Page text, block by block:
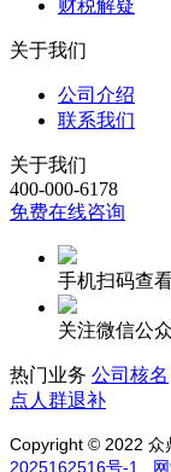
财税解疑
关于我们
公司介绍
联系我们
关于我们
400-000-6178
免费在线咨询
手机扫码查
关注微信公
热门业务 公司核名
点人群退补
Copyright © 2022 众
2025162516号-1